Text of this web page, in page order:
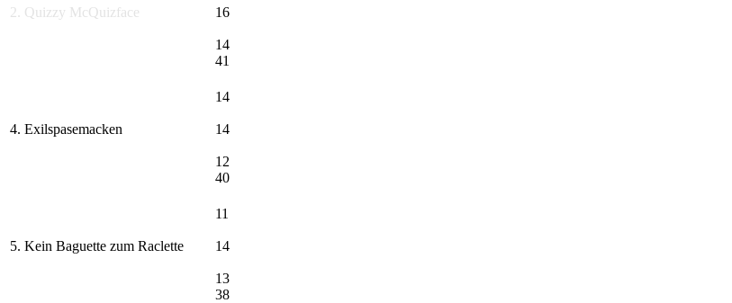
2. Quizzy McQuizface 16
14
41
4. Exilspasemacken
14
14
12
40
5. Kein Baguette zum Raclette
11
14
13
38